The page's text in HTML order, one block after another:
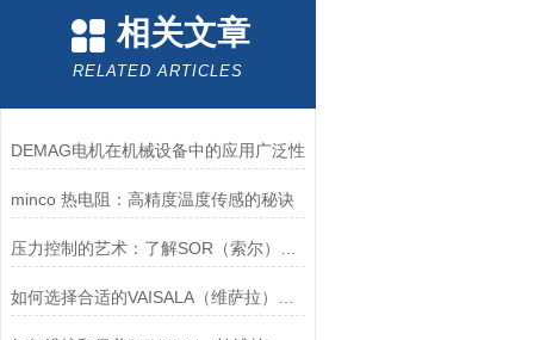
相关文章
RELATED ARTICLES
DEMAG电机在机械设备中的应用广泛性
minco 热电阻：高精度温度传感的秘诀